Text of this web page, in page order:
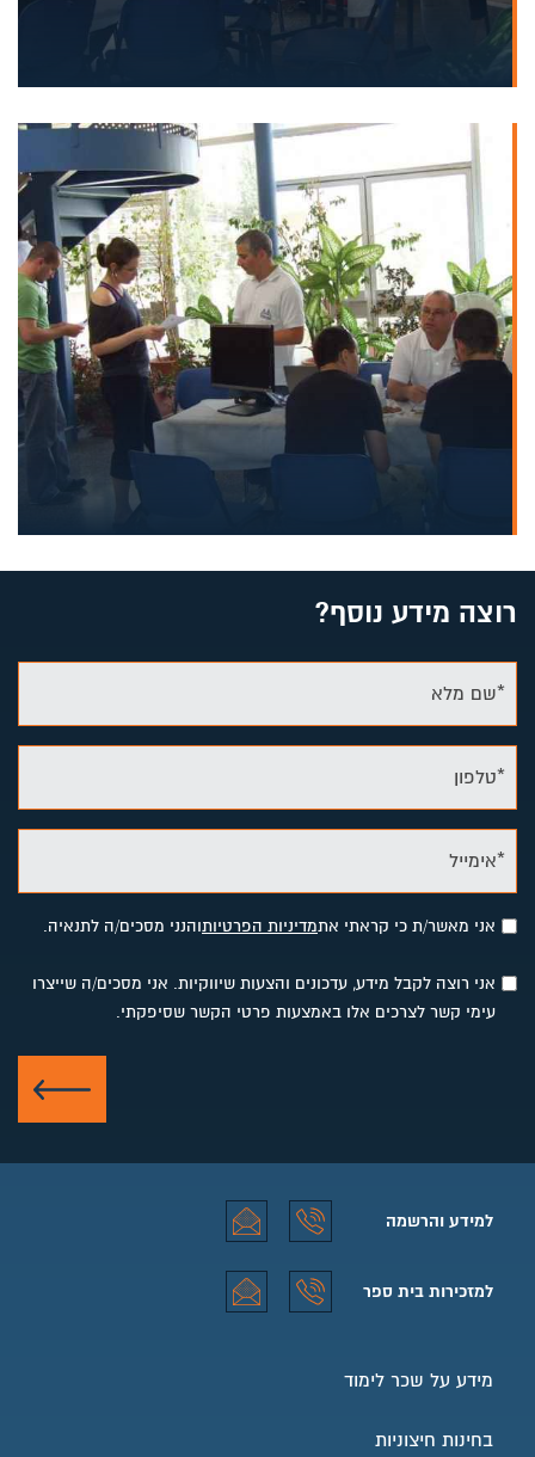
רוצה מידע נוסף?
*שם מלא
*טלפון
*אימייל
אני מאשר/ת כי קראתי אתמדיניות הפרטיותוהנני מסכים/ה לתנאיה.
אני רוצה לקבל מידע, עדכונים והצעות שיווקיות. אני מסכים/ה שייצרו
עימי קשר לצרכים אלו באמצעות פרטי הקשר שסיפקתי.
שלח
למידע והרשמה
למידע והרשמה טלפון
למידע והרשמה אימייל
למזכירות בית ספר
מידע על שכר לימוד
בחינות חיצוניות